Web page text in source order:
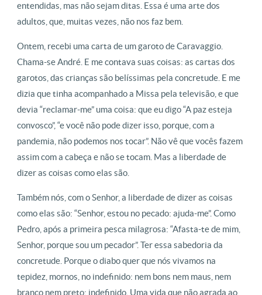
entendidas, mas não sejam ditas. Essa é uma arte dos
adultos, que, muitas vezes, não nos faz bem.
Ontem, recebi uma carta de um garoto de Caravaggio.
Chama-se André. E me contava suas coisas: as cartas dos
garotos, das crianças são belíssimas pela concretude. E me
dizia que tinha acompanhado a Missa pela televisão, e que
devia “reclamar-me” uma coisa: que eu digo “A paz esteja
convosco”, “e você não pode dizer isso, porque, com a
pandemia, não podemos nos tocar”. Não vê que vocês fazem
assim com a cabeça e não se tocam. Mas a liberdade de
dizer as coisas como elas são.
Também nós, com o Senhor, a liberdade de dizer as coisas
como elas são: “Senhor, estou no pecado: ajuda-me”. Como
Pedro, após a primeira pesca milagrosa: “Afasta-te de mim,
Senhor, porque sou um pecador”. Ter essa sabedoria da
concretude. Porque o diabo quer que nós vivamos na
tepidez, mornos, no indefinido: nem bons nem maus, nem
branco nem preto: indefinido. Uma vida que não agrada ao